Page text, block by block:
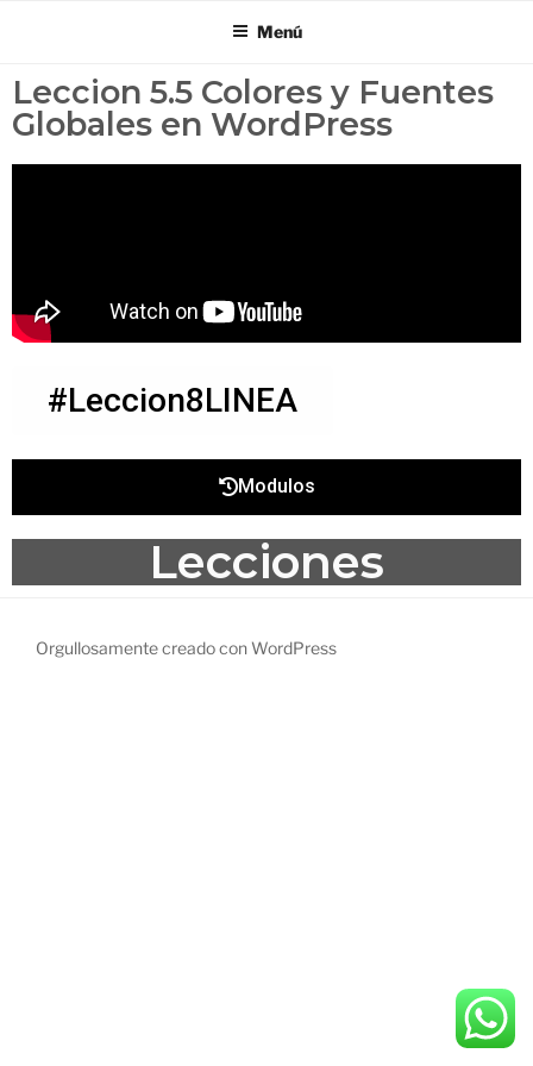
Menú
Leccion 5.5 Colores y Fuentes
Globales en WordPress
#Leccion8LINEA
Modulos
Lecciones
Orgullosamente creado con WordPress